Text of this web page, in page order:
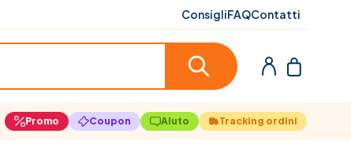
ConsigliFAQContatti
Promo Coupon Aiuto Tracking ordini